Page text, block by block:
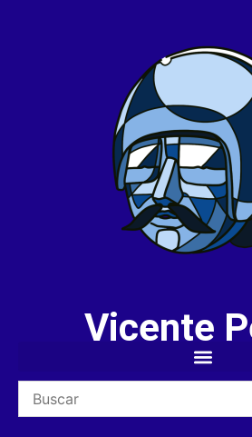
Vicente